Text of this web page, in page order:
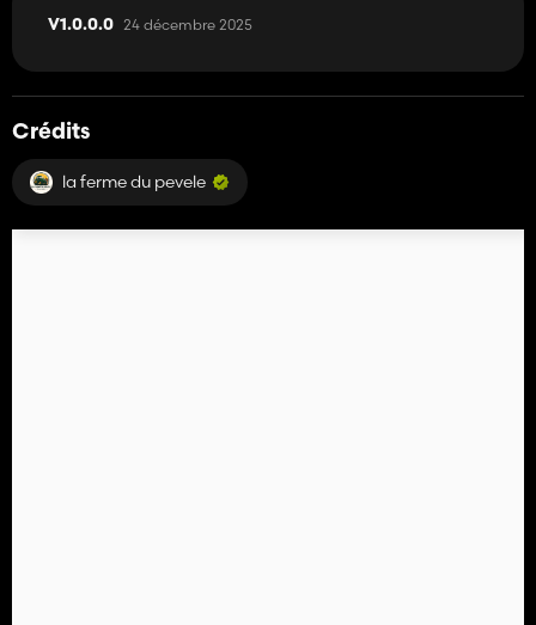
V1.0.0.0 24 décembre 2025
Crédits
la ferme du pevele